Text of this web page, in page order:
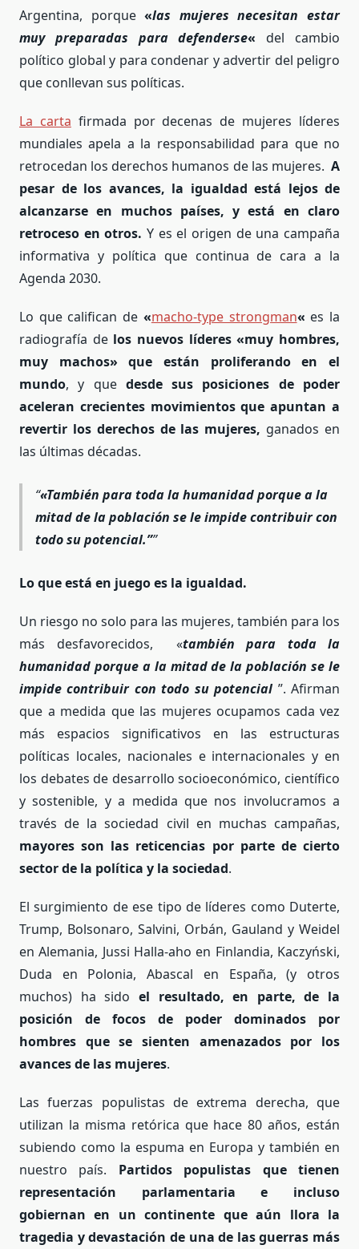
Argentina, porque«las mujeres necesitan estar
muy preparadas para defenderse« del cambio
político global y para condenar y advertir del peligro
que conllevan sus políticas.
La carta firmada por decenas de mujeres líderes
mundiales apela a la responsabilidad para que no
retrocedan los derechos humanos de las mujeres. A
pesar de los avances, la igualdad está lejos de
alcanzarse en muchos países, y está en claro
retroceso en otros. Y es el origen de una campaña
informativa y política que continua de cara a la
Agenda 2030.
Lo que califican de «macho-type strongman« es la
radiografía de los nuevos líderes «muy hombres,
muy machos» que están proliferando en el
mundo, y que desde sus posiciones de poder
aceleran crecientes movimientos que apuntan a
revertir los derechos de las mujeres, ganados en
las últimas décadas.
«También para toda la humanidad porque a la
mitad de la población se le impide contribuir con
todo su potencial.”
Lo que está en juego es la igualdad.
Un riesgo no solo para las mujeres, también para los
más desfavorecidos, «también para toda la
humanidad porque a la mitad de la población se le
impide contribuir con todo su potencial”. Afirman
que a medida que las mujeres ocupamos cada vez
más espacios significativos en las estructuras
políticas locales, nacionales e internacionales y en
los debates de desarrollo socioeconómico, científico
y sostenible, y a medida que nos involucramos a
través de la sociedad civil en muchas campañas,
mayores son las reticencias por parte de cierto
sector de la política y la sociedad.
El surgimiento de ese tipo de líderes como Duterte,
Trump, Bolsonaro, Salvini, Orbán, Gauland y Weidel
en Alemania, Jussi Halla-aho en Finlandia, Kaczyński,
Duda en Polonia, Abascal en España, (y otros
muchos) ha sido el resultado, en parte, de la
posición de focos de poder dominados por
hombres que se sienten amenazados por los
avances de las mujeres.
Las fuerzas populistas de extrema derecha, que
utilizan la misma retórica que hace 80 años, están
subiendo como la espuma en Europa y también en
nuestro país. Partidos populistas que tienen
representación parlamentaria e incluso
gobiernan en un continente que aún llora la
tragedia y devastación de una de las guerras más